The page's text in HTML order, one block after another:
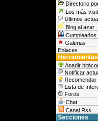
Directorio
Los más
Ultimos
Blog al azar
Cumpleaños
Galerias
Enlaces
Herramientas
Anadir
Notificar
Recomendar
Lista de
Foros
Chat
Canal Rss
Secciones